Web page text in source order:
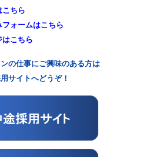
ちら
ォームはこちら
こちら
ンの仕事にご興味のある方は
サイトへどうぞ！